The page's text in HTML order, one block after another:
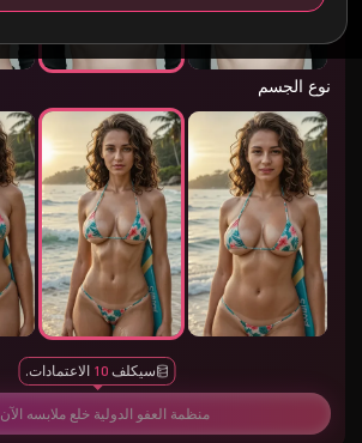
نوع الجسم
منظمة العفو الدولية خلع ملابسه الآن
سيكلف10 الاعتمادات.